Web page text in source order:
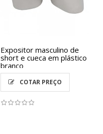
Expositor masculino de
short e cueca em plástico
branco
COTAR PREÇO